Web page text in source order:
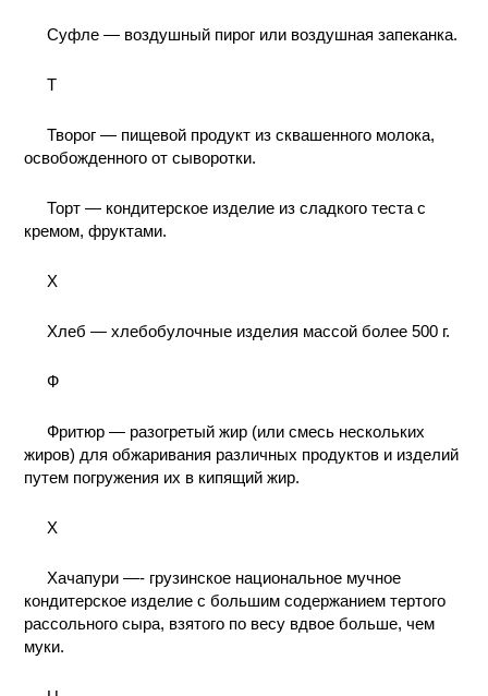
Суфле — воздушный пирог или воздушная запеканка.
T
Творог — пищевой продукт из сквашенного молока,
освобожденного от сыворотки.
Торт — кондитерское изделие из сладкого теста с
кремом, фруктами.
X
Хлеб — хлебобулочные изделия массой более 500 г.
Ф
Фритюр — разогретый жир (или смесь нескольких
жиров) для обжаривания различных продуктов и изделий
путем погружения их в кипящий жир.
X
Хачапури —- грузинское национальное мучное
кондитерское изделие с большим содержанием тертого
рассольного сыра, взятого по весу вдвое больше, чем
муки.